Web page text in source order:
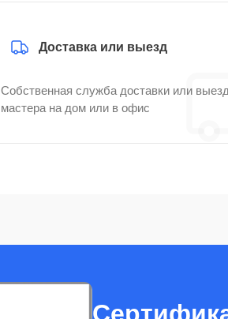
Доставка или выезд
Собственная служба доставки или выезд
мастера на дом или в офис